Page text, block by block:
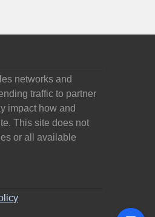
networks and
traffic to partner
impact how and
This site does not
or all available